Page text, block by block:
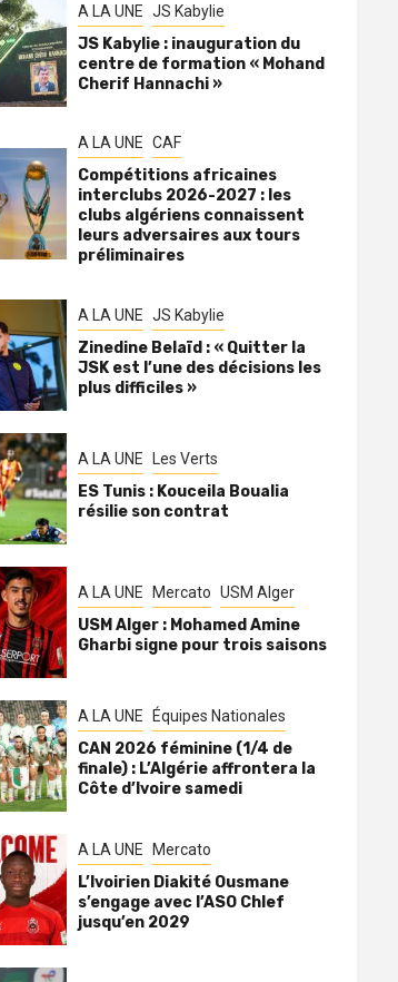
A LA UNE JS Kabylie
JS Kabylie : inauguration du
centre de formation « Mohand
Cherif Hannachi »
A LA UNE CAF
Compétitions africaines
interclubs 2026-2027 : les
clubs algériens connaissent
leurs adversaires aux tours
préliminaires
A LA UNE JS Kabylie
Zinedine Belaïd : « Quitter la
JSK est l’une des décisions les
plus difficiles »
A LA UNE Les Verts
ES Tunis : Kouceila Boualia
résilie son contrat
A LA UNE Mercato USM Alger
USM Alger : Mohamed Amine
Gharbi signe pour trois saisons
A LA UNE Équipes Nationales
CAN 2026 féminine (1/4 de
finale) : L’Algérie affrontera la
Côte d’Ivoire samedi
A LA UNE Mercato
L’Ivoirien Diakité Ousmane
s’engage avec l’ASO Chlef
jusqu’en 2029